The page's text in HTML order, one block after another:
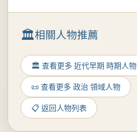
相關人物推薦
🏛️ 查看更多 近代早期 時期人物
📜 查看更多 政治 領域人物
📋 返回人物列表